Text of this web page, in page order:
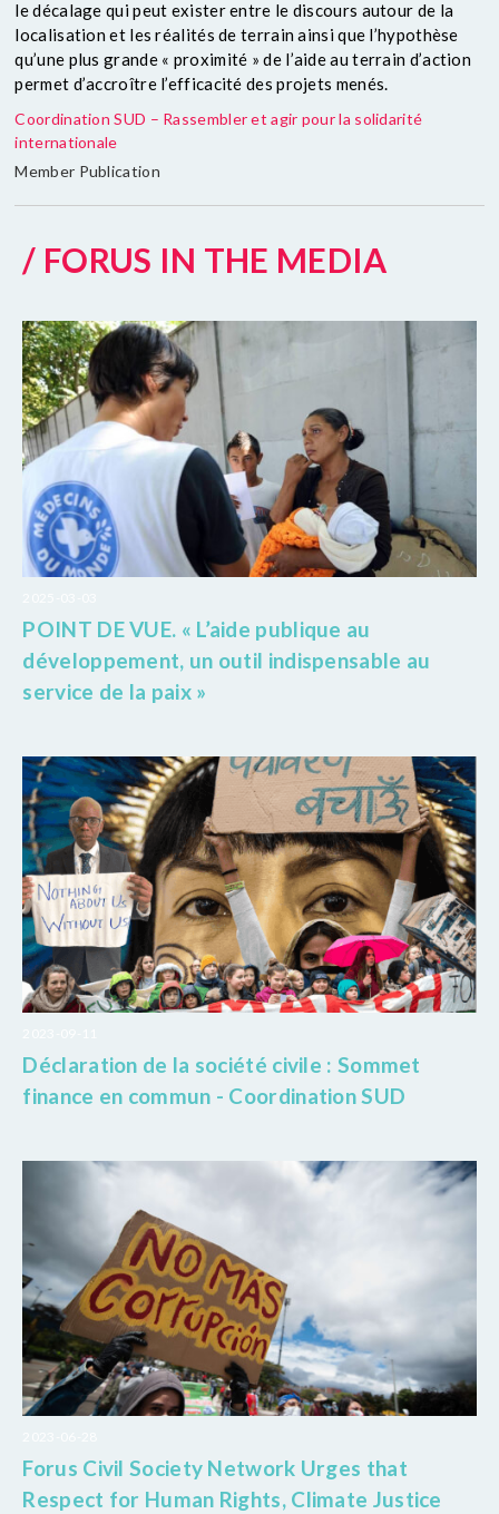
le décalage qui peut exister entre le discours autour de la
localisation et les réalités de terrain ainsi que l’hypothèse
qu’une plus grande « proximité » de l’aide au terrain d’action
permet d’accroître l’efficacité des projets menés.
Coordination SUD – Rassembler et agir pour la solidarité
internationale
Member Publication
/ FORUS IN THE MEDIA
POINT DE VUE. « L’aide publique au
développement, un outil indispensable au
service de la paix »
Déclaration de la société civile : Sommet
finance en commun - Coordination SUD
Forus Civil Society Network Urges that
Respect for Human Rights, Climate Justice